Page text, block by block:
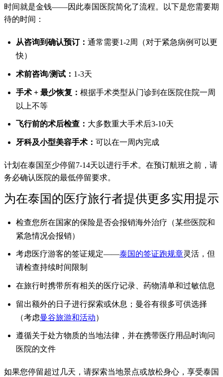
时间就是金钱——因此泰国医院简化了流程。以下是您需要期
待的时间：
从咨询到确认预订： 通常需要1-2周（对于紧急病例可以更
快）
术前咨询/测试： 1-3天
手术 + 最少恢复： 根据手术类型从门诊到在医院住院一周
以上不等
飞行前的术后检查： 大多数重大手术后3-10天
牙科及小型美容手术： 可以在一周内完成
计划在泰国至少停留7-14天以进行手术。在预订航班之前，请
务必确认医院的最低停留要求。
为在泰国的医疗旅行者提供更多实用提示
检查您所在国家的保险是否会报销海外治疗（某些医院和
紧急情况会报销）
考虑医疗游客的签证规定——泰国的签证跑规章灵活，但
请检查持续时间限制
在旅行时携带所有相关的医疗记录、药物清单和过敏信息
留出额外的日子进行探索或休息；曼谷有很多可供选择
（考虑曼谷旅游和活动）
遵循关于处方物质的当地法律，并在携带医疗用品时询问
医院的文件
如果您停留超过几天，请探索当地景点或放松身心，享受泰国